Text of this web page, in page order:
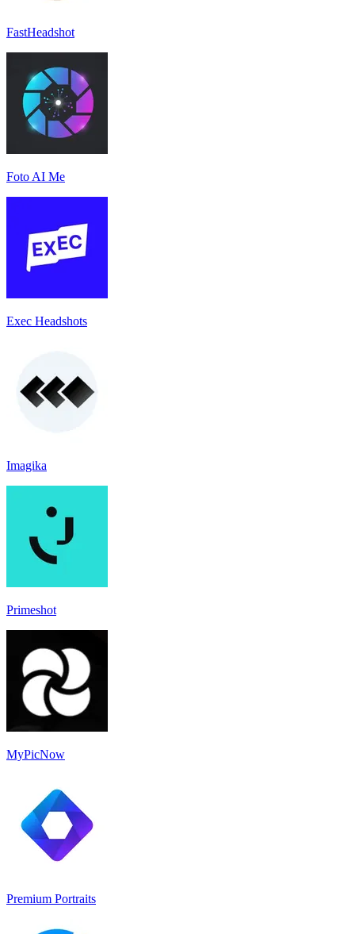
FastHeadshot
Foto AI Me
Exec Headshots
Imagika
Primeshot
MyPicNow
Premium Portraits